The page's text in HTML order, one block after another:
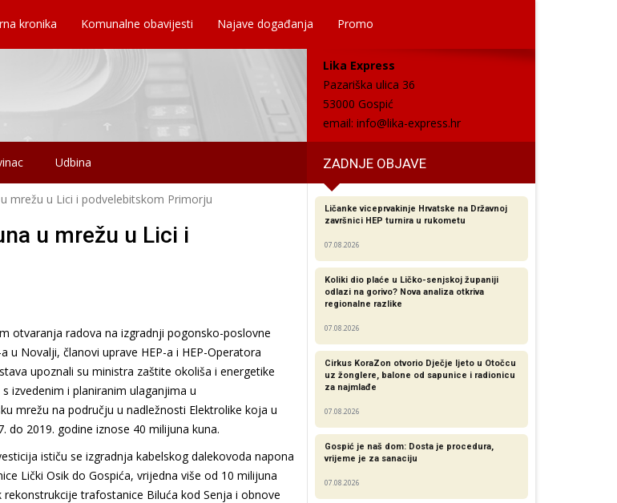
kronika Komunalne obavijesti Najave događanja Promo
Lika Express
Pazariška ulica 36
53000 Gospić
email: info@lika-express.hr
Udbina ZADNJE OBJAVE
mrežu u Lici i podvelebitskom Primorju
u mrežu u Lici i
otvaranja radova na izgradnji pogonsko-poslovne
u Novalji, članovi uprave HEP-a i HEP-Operatora
upoznali su ministra zaštite okoliša i energetike
izvedenim i planiranim ulaganjima u
mrežu na području u nadležnosti Elektrolike koja u
do 2019. godine iznose 40 milijuna kuna.
ističu se izgradnja kabelskog dalekovoda napona
Lički Osik do Gospića, vrijedna više od 10 milijuna
rekonstrukcije trafostanice Biluća kod Senja i obnove
Ličanke viceprvakinje Hrvatske na Državnoj
završnici HEP turnira u rukometu
07.08.2026
Koliki dio plaće u Ličko-senjskoj županiji
odlazi na gorivo? Nova analiza otkriva
regionalne razlike​
07.08.2026
Cirkus KoraZon otvorio Dječje ljeto u Otočcu
uz žonglere, balone od sapunice i radionicu
za najmlađe
07.08.2026
Gospić je naš dom: Dosta je procedura,
vrijeme je za sanaciju
07.08.2026